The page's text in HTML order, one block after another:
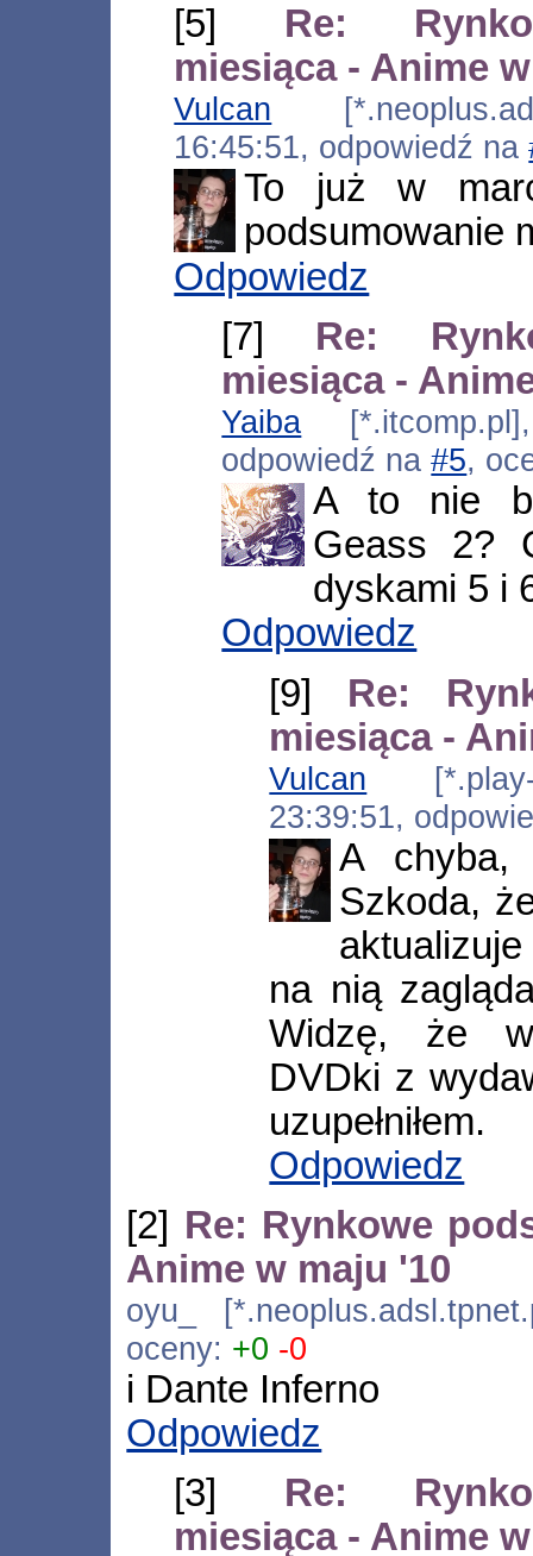
[5] Re:
miesiąca - Anime
Vulcan
16:45:51, odpowiedź na
To już w
podsumowanie
Odpowiedz
[7] Re:
miesiąca -
Yaiba
odpowiedź na#5,
A to nie
Geass 2?
dyskami 5 i
Odpowiedz
[9] Re:
miesiąca -
Vulcan [*.play-
23:39:51,
A
Szkoda,
na nią
Widzę, że
DVDki z
uzupełniłem.
Odpowiedz
[2] Re: Rynkowe
Anime w maju '10
oyu_
oceny: +0 -0
i Dante Inferno
Odpowiedz
[3] Re:
miesiąca - Anime